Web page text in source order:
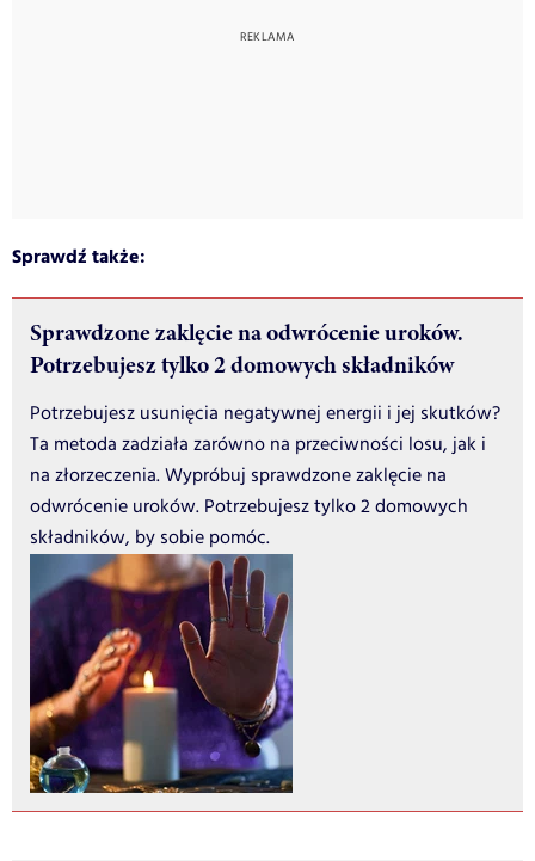
Sprawdź także:
Sprawdzone zaklęcie na odwrócenie uroków.
Potrzebujesz tylko 2 domowych składników
Potrzebujesz usunięcia negatywnej energii i jej skutków?
Ta metoda zadziała zarówno na przeciwności losu, jak i
na złorzeczenia. Wypróbuj sprawdzone zaklęcie na
odwrócenie uroków. Potrzebujesz tylko 2 domowych
składników, by sobie pomóc.